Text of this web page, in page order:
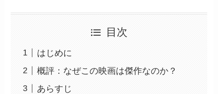
目次
はじめに
概評：なぜこの映画は傑作なのか？
あらすじ